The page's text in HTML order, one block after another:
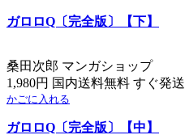
ガロロQ〔完全版〕【下】
桑田次郎 マンガショップ
1,980円 国内送料無料 すぐ発送
かごに入れる
ガロロQ〔完全版〕【中】